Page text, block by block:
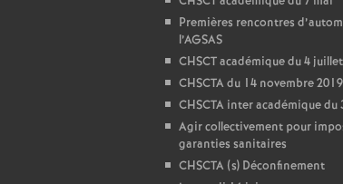
Premières rencontres
l’AGSAS
CHSCT académique du 4
CHSCTA du 14 novembre 2019
CHSCTA inter académique du
Agir collectivement pour
garanties sanitaires
CHSCTA (s) Déconfinement